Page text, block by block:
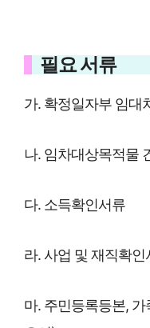
필요 서류
가. 확정일자부 임대
나. 임차대상목적물
다. 소득확인서류
라. 사업 및 재직확인
마. 주민등록등본,